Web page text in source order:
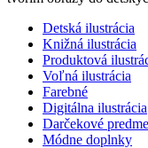
Detská ilustrácia
Knižná ilustrácia
Produktová
Voľná ilustrácia
Farebné
Digitálna ilustrácia
Darčekové
Módne doplnky